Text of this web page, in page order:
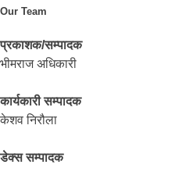
Our Team
प्रकाशक/सम्पादक
भीमराज अधिकारी
कार्यकारी सम्पादक
केशव निरौला
डेक्स सम्पादक